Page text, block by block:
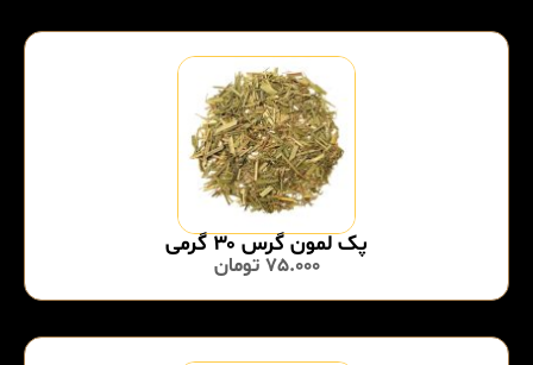
پک لمون گرس ۳۰ گرمی
75.000 تومان